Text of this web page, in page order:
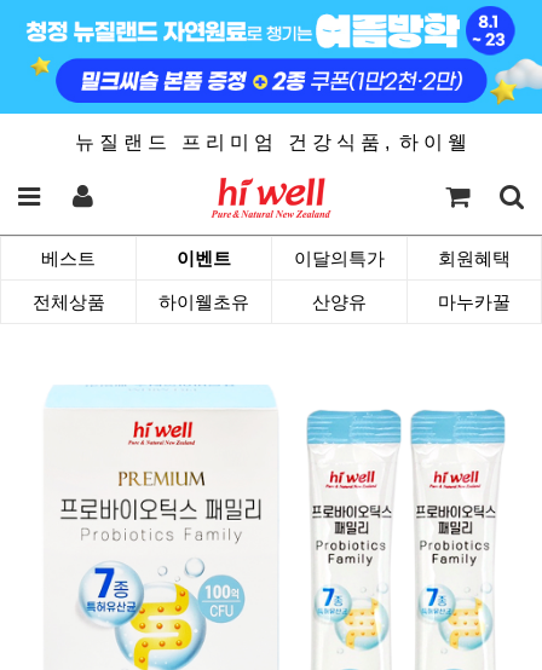
뉴 질 랜 드 프 리 미 엄 건 강 식 품 , 하 이 웰
베스트 이벤트 이달의특가 회원혜택
전체상품 하이웰초유 산양유 마누카꿀